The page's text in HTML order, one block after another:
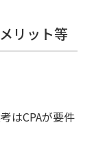
リット等
はCPAが要件